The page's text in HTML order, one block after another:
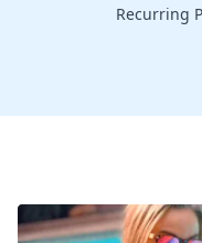
Recurring